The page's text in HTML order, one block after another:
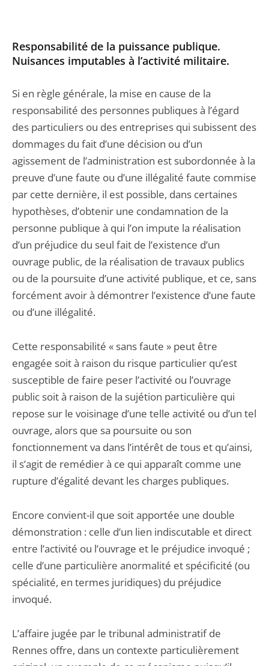
Responsabilité de la puissance publique.
Nuisances imputables à l’activité militaire.
Si en règle générale, la mise en cause de la
responsabilité des personnes publiques à l’égard
des particuliers ou des entreprises qui subissent des
dommages du fait d’une décision ou d’un
agissement de l’administration est subordonnée à la
preuve d’une faute ou d’une illégalité faute commise
par cette dernière, il est possible, dans certaines
hypothèses, d’obtenir une condamnation de la
personne publique à qui l’on impute la réalisation
d’un préjudice du seul fait de l’existence d’un
ouvrage public, de la réalisation de travaux publics
ou de la poursuite d’une activité publique, et ce, sans
forcément avoir à démontrer l’existence d’une faute
ou d’une illégalité.
Cette responsabilité « sans faute » peut être
engagée soit à raison du risque particulier qu’est
susceptible de faire peser l’activité ou l’ouvrage
public soit à raison de la sujétion particulière qui
repose sur le voisinage d’une telle activité ou d’un tel
ouvrage, alors que sa poursuite ou son
fonctionnement va dans l’intérêt de tous et qu’ainsi,
il s’agit de remédier à ce qui apparaît comme une
rupture d’égalité devant les charges publiques.
Encore convient-il que soit apportée une double
démonstration : celle d’un lien indiscutable et direct
entre l’activité ou l’ouvrage et le préjudice invoqué ;
celle d’une particulière anormalité et spécificité (ou
spécialité, en termes juridiques) du préjudice
invoqué.
L’affaire jugée par le tribunal administratif de
Rennes offre, dans un contexte particulièrement